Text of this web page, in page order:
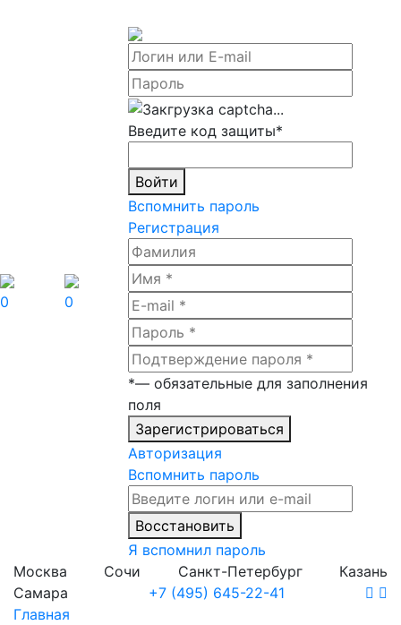
0 0
Введите код защиты*
Войти
Вспомнить пароль
Регистрация
*— обязательные для заполнения
поля
Зарегистрироваться
Авторизация
Вспомнить пароль
Восстановить
Я вспомнил пароль
Москва
Сочи Санкт-Петербург
Казань
Самара
+7 (495) 645-22-41
Главная